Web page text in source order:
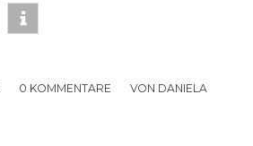
0 KOMMENTARE
/ VON DANIELA